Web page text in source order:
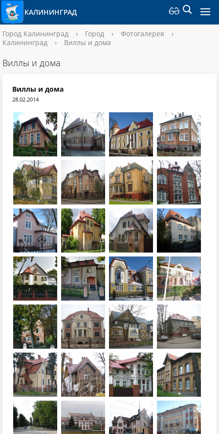
КАЛИНИНГРАД
Город Калининград › Город › Фотогалерея
›
Калининград
› Виллы и дома
Виллы и дома
Виллы и дома
28.02.2014